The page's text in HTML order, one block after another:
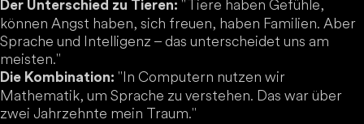
Der Unterschied zu Tieren: "Tiere haben Gefühle,
können Angst haben, sich freuen, haben Familien. Aber
Sprache und Intelligenz – das unterscheidet uns am
meisten."
Die Kombination: "In Computern nutzen wir
Mathematik, um Sprache zu verstehen. Das war über
zwei Jahrzehnte mein Traum."